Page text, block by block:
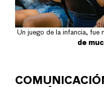
Un juego de la infancia, fue
de